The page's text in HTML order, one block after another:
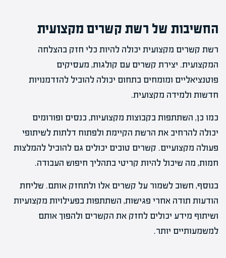
החשיבות של רשת קשרים מקצועית
רשת קשרים מקצועית יכולה להיות כלי חזק בהצלחה
המקצועית. יצירת קשרים עם קולגות, מעסיקים
פוטנציאליים ומומחים בתחום יכולה להוביל להזדמנויות
חדשות ולמידה מקצועית.
כמו כן, השתתפות בקבוצות מקצועיות, כנסים ופורומים
יכולה להרחיב את הרשת הקיימת ולפתוח דלתות לשיתופי
פעולה מקצועיים. קשרים טובים יכולים גם להוביל להמלצות
חמות, מה שיכול להיות קריטי בתהליך חיפוש העבודה.
בנוסף, חשוב לשמור על קשרים אלו ולתחזק אותם. שליחת
הודעות תודה אחרי פגישות, השתתפות בפעילויות מקצועיות
ושיתוף מידע יכולים לחזק את הקשרים ולהפוך אותם
למשמעותיים יותר.